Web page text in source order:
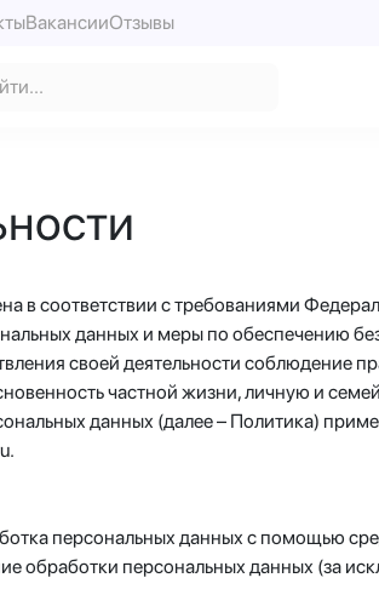
ВакансииОтзывы
в соответствии с требованиями
данных и меры по обеспечению
своей деятельности соблюдение
частной жизни, личную и
данных (далее – Политика)
персональных данных с помощью
обработки персональных данных (за